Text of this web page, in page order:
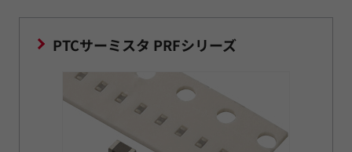
PTCサーミスタ PRFシリーズ